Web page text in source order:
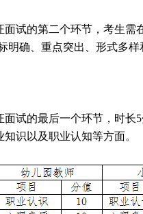
面试的第二个环节，考生需
明确、重点突出、形式多样
面试的最后一个环节，时长
识以及职业认知等方面。